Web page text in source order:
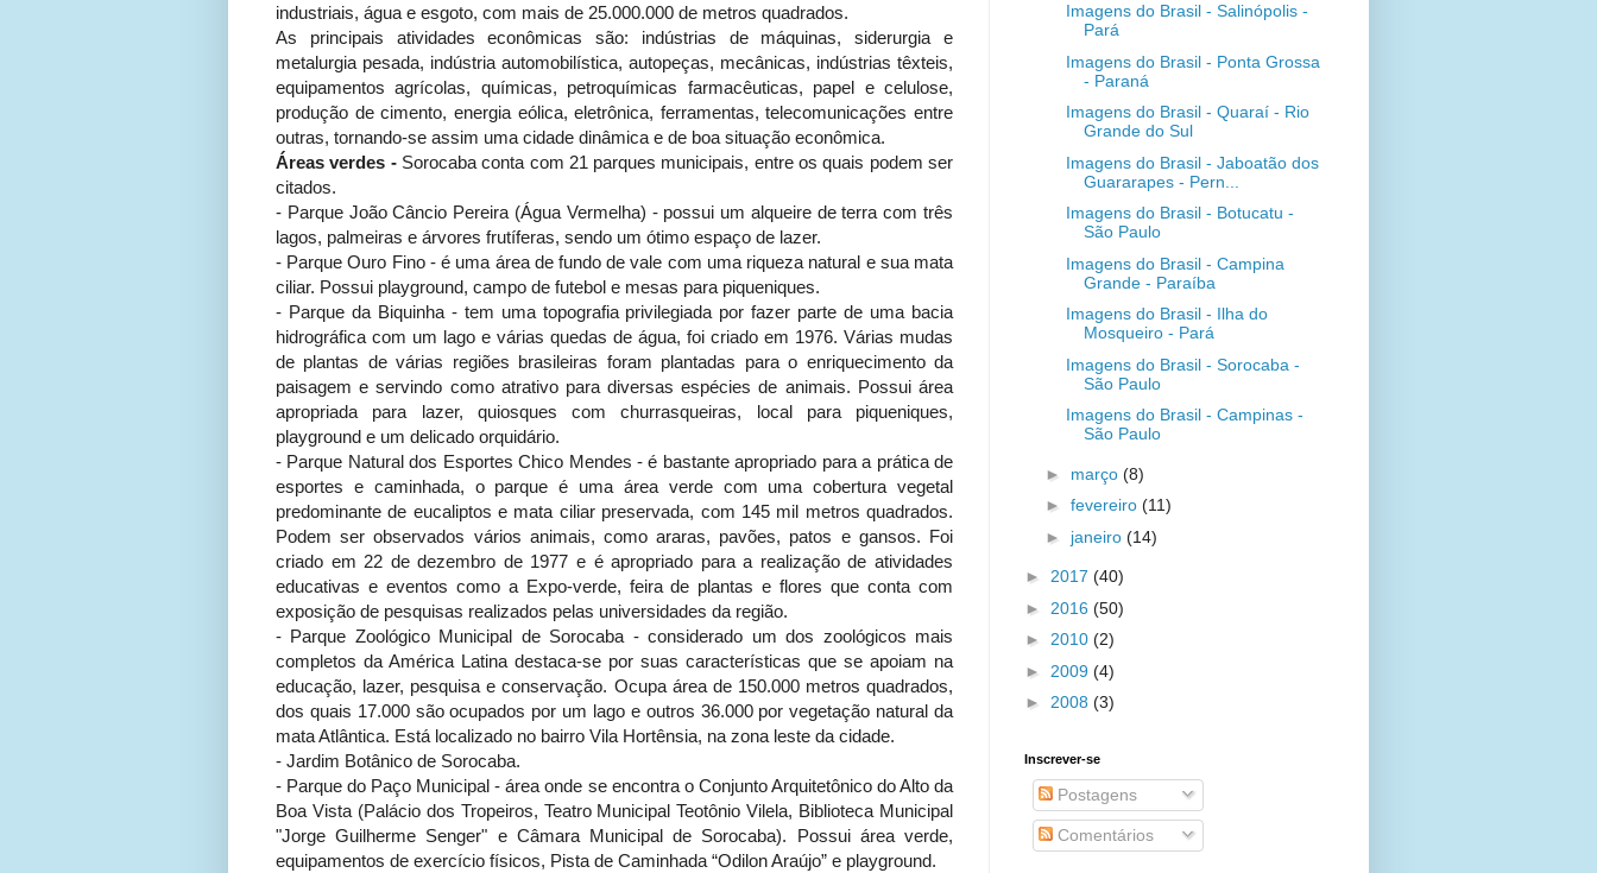
industriais, água e esgoto, com mais de 25.000.000 de metros quadrados.
As principais atividades econômicas são: indústrias de máquinas, siderurgia e
metalurgia pesada, indústria automobilística, autopeças, mecânicas, indústrias têxteis,
equipamentos agrícolas, químicas, petroquímicas farmacêuticas, papel e celulose,
produção de cimento, energia eólica, eletrônica, ferramentas, telecomunicações entre
outras, tornando-se assim uma cidade dinâmica e de boa situação econômica.
Áreas verdes -Sorocaba conta com 21 parques municipais, entre os quais podem ser
citados.
- Parque João Câncio Pereira (Água Vermelha) - possui um alqueire de terra com três
lagos, palmeiras e árvores frutíferas, sendo um ótimo espaço de lazer.
- Parque Ouro Fino - é uma área de fundo de vale com uma riqueza natural e sua mata
ciliar. Possui playground, campo de futebol e mesas para piqueniques.
- Parque da Biquinha - tem uma topografia privilegiada por fazer parte de uma bacia
hidrográfica com um lago e várias quedas de água, foi criado em 1976. Várias mudas
de plantas de várias regiões brasileiras foram plantadas para o enriquecimento da
paisagem e servindo como atrativo para diversas espécies de animais. Possui área
apropriada para lazer, quiosques com churrasqueiras, local para piqueniques,
playground e um delicado orquidário.
- Parque Natural dos Esportes Chico Mendes - é bastante apropriado para a prática de
esportes e caminhada, o parque é uma área verde com uma cobertura vegetal
predominante de eucaliptos e mata ciliar preservada, com 145 mil metros quadrados.
Podem ser observados vários animais, como araras, pavões, patos e gansos. Foi
criado em 22 de dezembro de 1977 e é apropriado para a realização de atividades
educativas e eventos como a Expo-verde, feira de plantas e flores que conta com
exposição de pesquisas realizados pelas universidades da região.
- Parque Zoológico Municipal de Sorocaba - considerado um dos zoológicos mais
completos da América Latina destaca-se por suas características que se apoiam na
educação, lazer, pesquisa e conservação. Ocupa área de 150.000 metros quadrados,
dos quais 17.000 são ocupados por um lago e outros 36.000 por vegetação natural da
mata Atlântica. Está localizado no bairro Vila Hortênsia, na zona leste da cidade.
- Jardim Botânico de Sorocaba.
- Parque do Paço Municipal - área onde se encontra o Conjunto Arquitetônico do Alto da
Boa Vista (Palácio dos Tropeiros, Teatro Municipal Teotônio Vilela, Biblioteca Municipal
"Jorge Guilherme Senger" e Câmara Municipal de Sorocaba). Possui área verde,
equipamentos de exercício físicos, Pista de Caminhada “Odilon Araújo” e playground.
Imagens do Brasil - Salinópolis -
Pará
Imagens do Brasil - Ponta Grossa
- Paraná
Imagens do Brasil - Quaraí - Rio
Grande do Sul
Imagens do Brasil - Jaboatão dos
Guararapes - Pern...
Imagens do Brasil - Botucatu -
São Paulo
Imagens do Brasil - Campina
Grande - Paraíba
Imagens do Brasil - Ilha do
Mosqueiro - Pará
Imagens do Brasil - Sorocaba -
São Paulo
Imagens do Brasil - Campinas -
São Paulo
► março (8)
► fevereiro (11)
► janeiro (14)
► 2017 (40)
► 2016 (50)
► 2010 (2)
► 2009 (4)
► 2008 (3)
Inscrever-se
Postagens
Comentários